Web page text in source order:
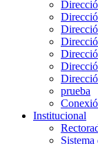
prueba
Institucional